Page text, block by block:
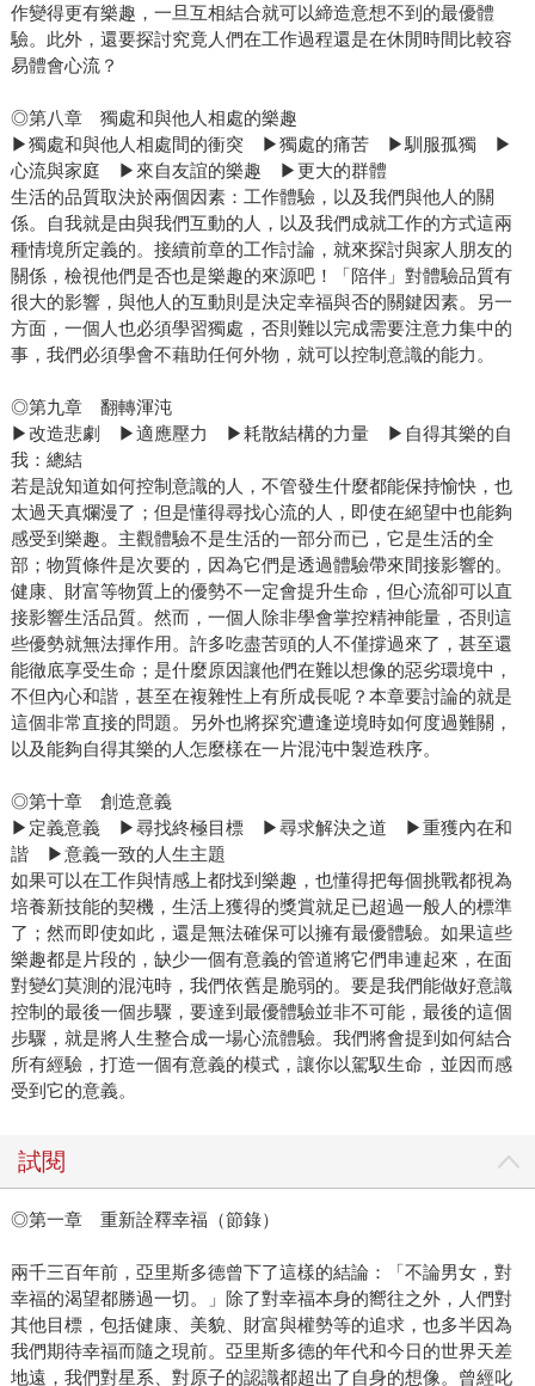
作變得更有樂趣，一旦互相結合就可以締造意想不到的最優體
驗。此外，還要探討究竟人們在工作過程還是在休閒時間比較容
易體會心流？
◎第八章 獨處和與他人相處的樂趣
▶獨處和與他人相處間的衝突 ▶獨處的痛苦 ▶馴服孤獨 ▶
心流與家庭 ▶來自友誼的樂趣 ▶更大的群體
生活的品質取決於兩個因素：工作體驗，以及我們與他人的關
係。自我就是由與我們互動的人，以及我們成就工作的方式這兩
種情境所定義的。接續前章的工作討論，就來探討與家人朋友的
關係，檢視他們是否也是樂趣的來源吧！「陪伴」對體驗品質有
很大的影響，與他人的互動則是決定幸福與否的關鍵因素。另一
方面，一個人也必須學習獨處，否則難以完成需要注意力集中的
事，我們必須學會不藉助任何外物，就可以控制意識的能力。
◎第九章 翻轉渾沌
▶改造悲劇 ▶適應壓力 ▶耗散結構的力量 ▶自得其樂的自
我：總結
若是說知道如何控制意識的人，不管發生什麼都能保持愉快，也
太過天真爛漫了；但是懂得尋找心流的人，即使在絕望中也能夠
感受到樂趣。主觀體驗不是生活的一部分而已，它是生活的全
部；物質條件是次要的，因為它們是透過體驗帶來間接影響的。
健康、財富等物質上的優勢不一定會提升生命，但心流卻可以直
接影響生活品質。然而，一個人除非學會掌控精神能量，否則這
些優勢就無法揮作用。許多吃盡苦頭的人不僅撐過來了，甚至還
能徹底享受生命；是什麼原因讓他們在難以想像的惡劣環境中，
不但內心和諧，甚至在複雜性上有所成長呢？本章要討論的就是
這個非常直接的問題。另外也將探究遭逢逆境時如何度過難關，
以及能夠自得其樂的人怎麼樣在一片混沌中製造秩序。
◎第十章 創造意義
▶定義意義 ▶尋找終極目標 ▶尋求解決之道 ▶重獲內在和
諧 ▶意義一致的人生主題
如果可以在工作與情感上都找到樂趣，也懂得把每個挑戰都視為
培養新技能的契機，生活上獲得的獎賞就足已超過一般人的標準
了；然而即使如此，還是無法確保可以擁有最優體驗。如果這些
樂趣都是片段的，缺少一個有意義的管道將它們串連起來，在面
對變幻莫測的混沌時，我們依舊是脆弱的。要是我們能做好意識
控制的最後一個步驟，要達到最優體驗並非不可能，最後的這個
步驟，就是將人生整合成一場心流體驗。我們將會提到如何結合
所有經驗，打造一個有意義的模式，讓你以駕馭生命，並因而感
受到它的意義。
試閱
◎第一章 重新詮釋幸福（節錄）
兩千三百年前，亞里斯多德曾下了這樣的結論：「不論男女，對
幸福的渴望都勝過一切。」除了對幸福本身的嚮往之外，人們對
其他目標，包括健康、美貌、財富與權勢等的追求，也多半因為
我們期待幸福而隨之現前。亞里斯多德的年代和今日的世界天差
地遠，我們對星系、對原子的認識都超出了自身的想像。曾經叱